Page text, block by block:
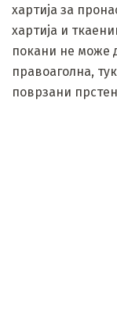
хартија за
хартија и
покани не може
правоаголна,
поврзани